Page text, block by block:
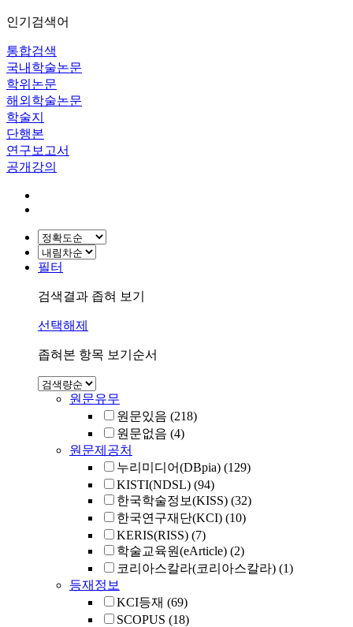
인기검색어
통합검색
국내학술논문
학위논문
해외학술논문
학술지
단행본
연구보고서
공개강의
필터
검색결과 좁혀 보기
선택해제
좁혀본 항목 보기순서
원문유무
원문있음 (218)
원문없음 (4)
원문제공처
누리미디어(DBpia) (129)
KISTI(NDSL) (94)
한국학술정보(KISS) (32)
한국연구재단(KCI) (10)
KERIS(RISS) (7)
학술교육원(eArticle) (2)
코리아스칼라(코리아스칼라) (1)
등재정보
KCI등재 (69)
SCOPUS (18)